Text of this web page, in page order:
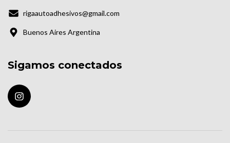
rigaautoadhesivos@gmail.com
Buenos Aires Argentina
Sigamos conectados